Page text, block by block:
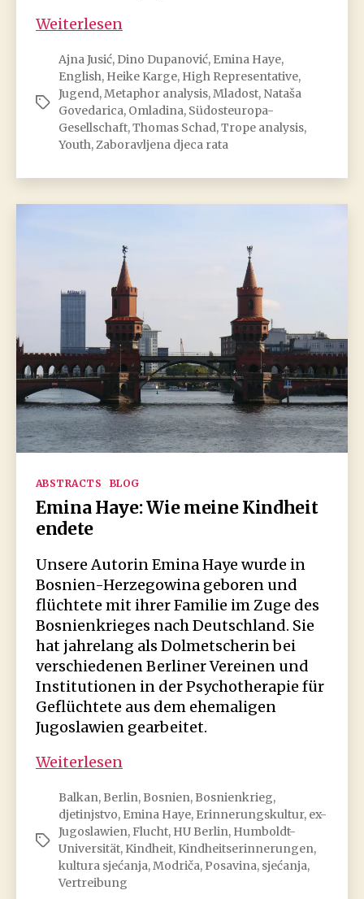
Weiterlesen
truth
and
fiction
Schlagwörter
Ajna Jusić, Dino Dupanović, Emina Haye,
English, Heike Karge, High Representative,
Jugend,Metaphor analysis,Mladost, Nataša
Govedarica, Omladina, Südosteuropa-
Gesellschaft,Thomas Schad,Trope analysis,
Youth,Zaboravljena djeca rata
Kategorien
ABSTRACTS BLOG
Emina Haye: Wie meine Kindheit
endete
Unsere Autorin Emina Haye wurde in
Bosnien-Herzegowina geboren und
flüchtete mit ihrer Familie im Zuge des
Bosnienkrieges nach Deutschland. Sie
hat jahrelang als Dolmetscherin bei
verschiedenen Berliner Vereinen und
Institutionen in der Psychotherapie für
Geflüchtete aus dem ehemaligen
Jugoslawien gearbeitet.
Weiterlesen
Wie
meine
Kindheit
endete
Schlagwörter
Balkan, Berlin, Bosnien, Bosnienkrieg,
djetinjstvo, Emina Haye, Erinnerungskultur, ex-
Jugoslawien, Flucht, HU Berlin, Humboldt-
Universität, Kindheit, Kindheitserinnerungen,
kultura sjećanja,Modriča, Posavina, sjećanja,
Vertreibung